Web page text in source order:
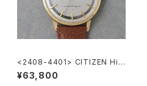
<2408-4401> CITIZEN Hi-
Line
¥63,800